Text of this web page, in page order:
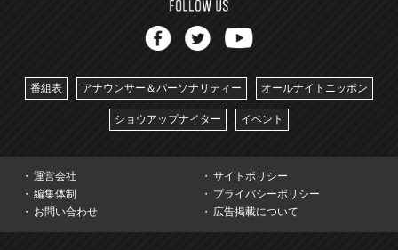
番組表 アナウンサー＆パーソナリティー オールナイトニッポン
ショウアップナイター イベント
運営会社
サイトポリシー
編集体制
プライバシーポリシー
お問い合わせ
広告掲載について